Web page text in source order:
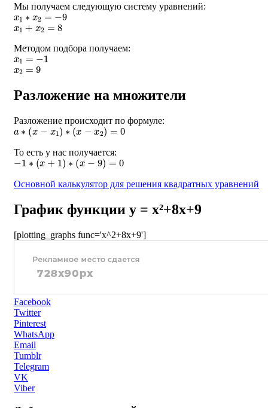
Мы получаем следующую систему уравнений:
x1∗x2=−9
x1 + x2 =8
Методом подбора получаем:
x1=−1
x2 =9
Разложение на множители
Разложение происходит по формуле:
a ∗(x−x1)∗ (x−x2)=0
То есть у нас получается:
−1∗(x+1)∗(x−9)=0
Основной калькулятор для решения квадратных уравнений
График функции y = x²+8x+9
[plotting_graphs func='x^2+8x+9']
Facebook
Twitter
Pinterest
WhatsApp
Email
Tumblr
Telegram
VK
Viber